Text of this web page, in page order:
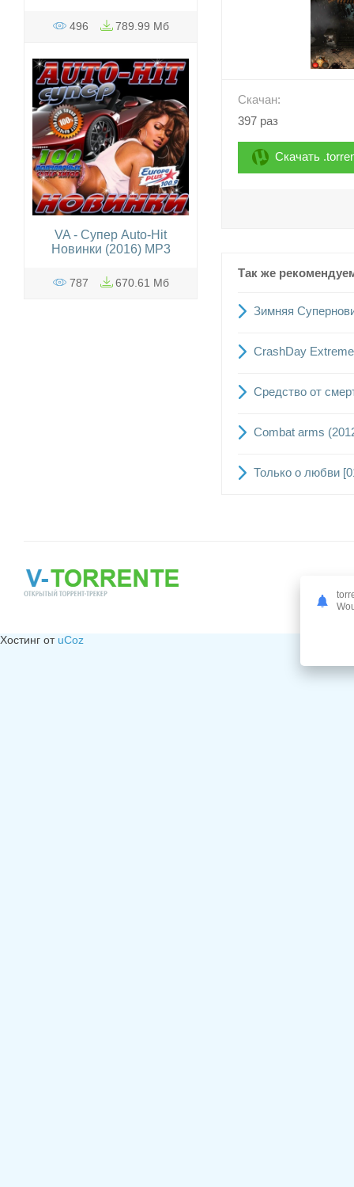
Скачан:
397 раз
Скачать
Так же
Зимняя
CrashDay
Средство от
Combat arms
Только о любви
496 789.99 Мб
VA - Супер Auto-Hit
Новинки (2016) MP3
787 670.61 Мб
Хостинг от uCoz